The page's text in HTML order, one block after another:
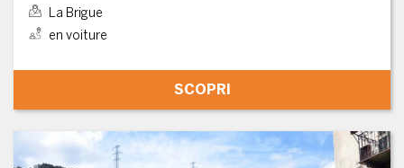
La Brigue
en voiture
SCOPRI